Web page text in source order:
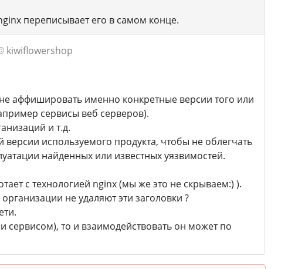
переписывает его в самом конце.
kiwiflowershop
аффишировать именно конкретные версии того или
сервисы веб серверов).
и т.д.
версии используемого продукта, чтобы не облегчать
найденных или известных уязвимостей.
с технологией nginx (мы же это не скрываем:) ).
не удаляют эти заголовки ?
сервисом), то и взаимодействовать он может по